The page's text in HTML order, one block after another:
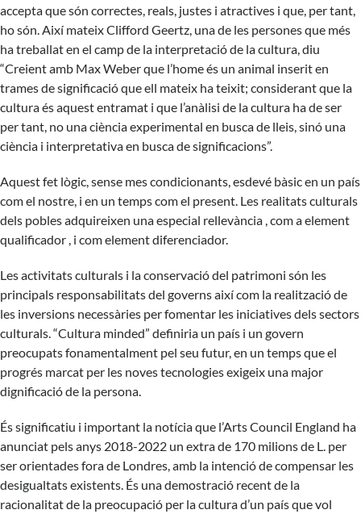
accepta que són correctes, reals, justes i atractives i que, per tant,
ho són. Així mateix Clifford Geertz, una de les persones que més
ha treballat en el camp de la interpretació de la cultura, diu
“Creient amb Max Weber que l’home és un animal inserit en
trames de significació que ell mateix ha teixit; considerant que la
cultura és aquest entramat i que l’anàlisi de la cultura ha de ser
per tant, no una ciència experimental en busca de lleis, sinó una
ciència i interpretativa en busca de significacions”.
Aquest fet lògic, sense mes condicionants, esdevé bàsic en un país
com el nostre, i en un temps com el present. Les realitats culturals
dels pobles adquireixen una especial rellevància , com a element
qualificador , i com element diferenciador.
Les activitats culturals i la conservació del patrimoni són les
principals responsabilitats del governs així com la realització de
les inversions necessàries per fomentar les iniciatives dels sectors
culturals. “Cultura minded” definiria un país i un govern
preocupats fonamentalment pel seu futur, en un temps que el
progrés marcat per les noves tecnologies exigeix una major
dignificació de la persona.
És significatiu i important la notícia que l’Arts Council England ha
anunciat pels anys 2018-2022 un extra de 170 milions de L. per
ser orientades fora de Londres, amb la intenció de compensar les
desigualtats existents. És una demostració recent de la
racionalitat de la preocupació per la cultura d’un país que vol